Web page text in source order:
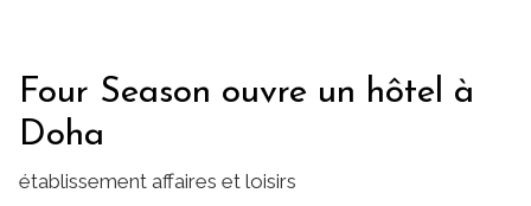
Four Season ouvre un hôtel à
Doha
établissement affaires et loisirs